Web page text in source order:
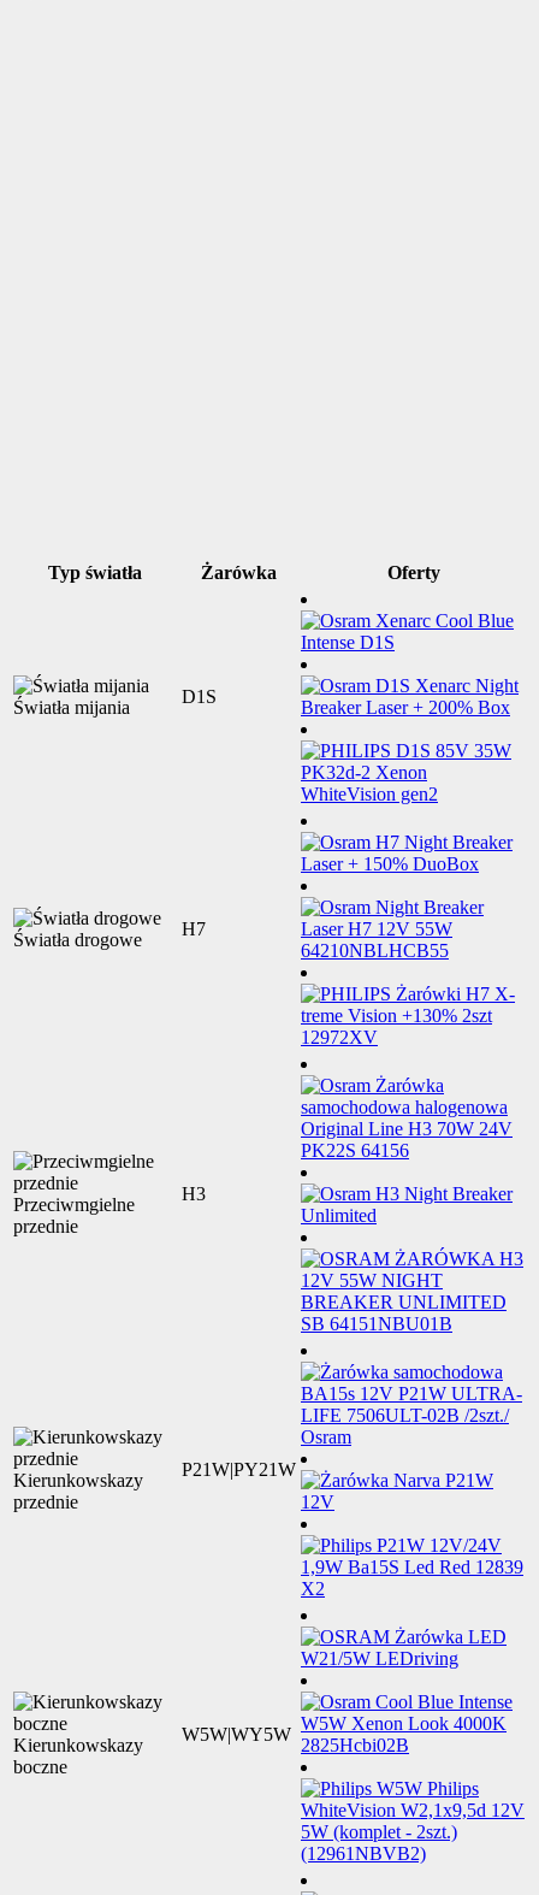
Typ światła Żarówka Oferty
Światła mijania
D1S
Światła drogowe
H7
Przeciwmgielne
przednie
H3
Kierunkowskazy
przednie
P21W|PY21W
Kierunkowskazy
boczne
W5W|WY5W